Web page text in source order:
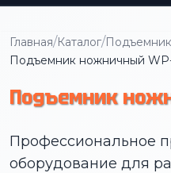
Главная/Каталог/
Подъемник ножничный
Подъемник
Профессиональное
оборудование для